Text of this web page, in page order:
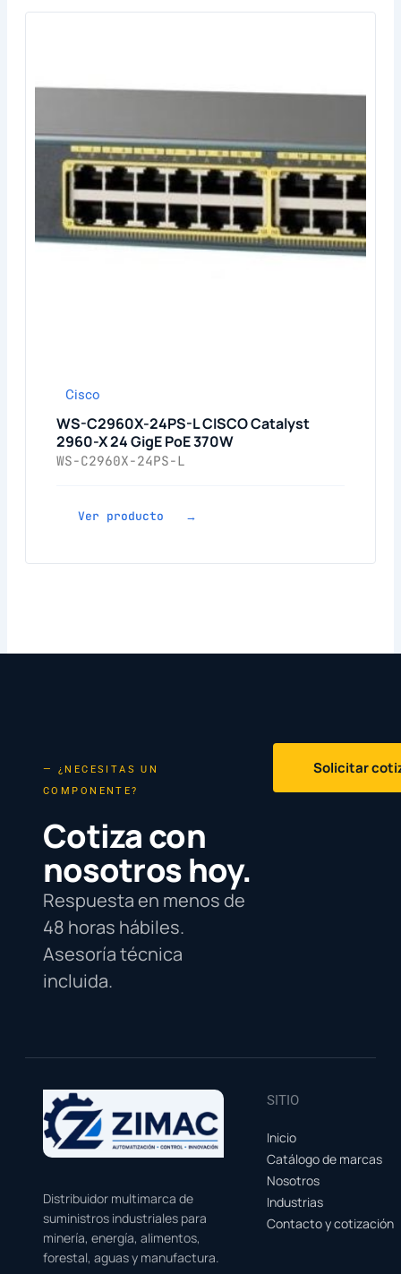
Cisco
WS-C2960X-24PS-L CISCO Catalyst
2960-X 24 GigE PoE 370W
WS-C2960X-24PS-L
Ver producto →
— ¿NECESITAS UN
COMPONENTE?
Cotiza con
nosotros hoy.
Respuesta en menos de
48 horas hábiles.
Asesoría técnica
incluida.
Solicitar
Distribuidor multimarca de
suministros industriales para
minería, energía, alimentos,
forestal, aguas y manufactura.
SITIO
Inicio
Catálogo de marcas
Nosotros
Industrias
Contacto y cotización